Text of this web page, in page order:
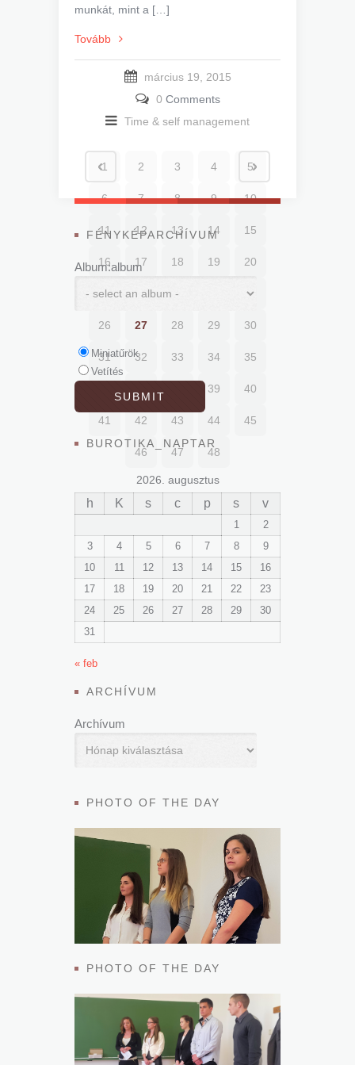
munkát, mint a […]
Tovább
március 19, 2015
0 Comments
Time & self management
1 2 3 4 5
6 7 8 9 10
11 12 13 14 15
16 17 18 19 20
21 22 23 25
26 27 28 29 30
31 32 33 34 35
39 40
41 42 43 44 45
46 47 48
FÉNYKÉPARCHÍVUM
Album:album
Miniatűrök
Vetítés
BUROTIKA_NAPTAR
2026. augusztus
h K s c p s v
1
2
3
4 5 6 7 8
9
10
11 12 13 14 15
16
17
18 19 20 21 22
23
24
25 26 27 28 29
30
31
« feb
ARCHÍVUM
Archívum
PHOTO OF THE DAY
PHOTO OF THE DAY